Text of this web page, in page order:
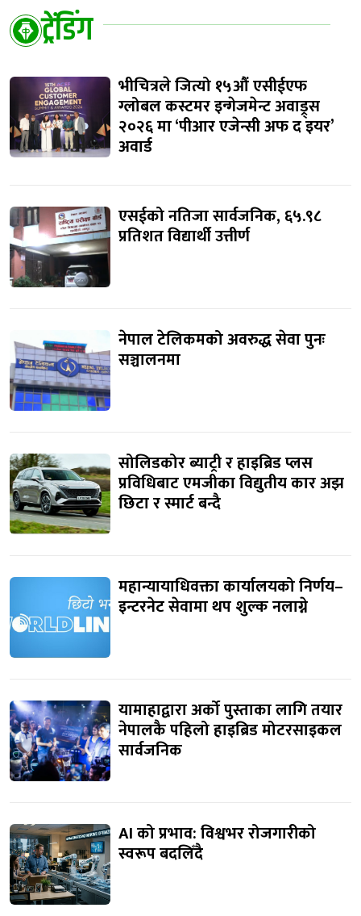
ट्रेंडिंग
भीचित्रले जित्यो १५औं एसीईएफ
ग्लोबल कस्टमर इन्गेजमेन्ट अवाड्र्स
२०२६ मा ‘पीआर एजेन्सी अफ द इयर’
अवार्ड
एसईको नतिजा सार्वजनिक, ६५.९८
प्रतिशत विद्यार्थी उत्तीर्ण
नेपाल टेलिकमको अवरुद्ध सेवा पुनः
सञ्चालनमा
सोलिडकोर ब्याट्री र हाइब्रिड प्लस
प्रविधिबाट एमजीका विद्युतीय कार अझ
छिटा र स्मार्ट बन्दै
महान्यायाधिवक्ता कार्यालयको निर्णय–
इन्टरनेट सेवामा थप शुल्क नलाग्ने
यामाहाद्वारा अर्को पुस्ताका लागि तयार
नेपालकै पहिलो हाइब्रिड मोटरसाइकल
सार्वजनिक
AI को प्रभाव: विश्वभर रोजगारीको
स्वरूप बदलिँदै